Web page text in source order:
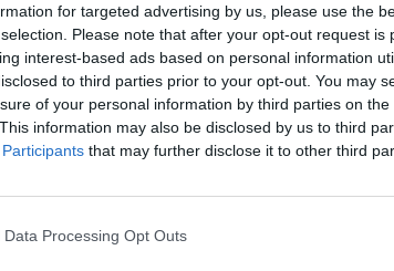
for targeted advertising by us, please use the
Please note that after your opt-out request is
interest-based ads based on personal information
to third parties prior to your opt-out. You may
of your personal information by third parties on the
information may also be disclosed by us to third
that may further disclose it to other third
Data Processing Opt Outs